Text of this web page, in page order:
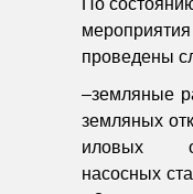
По
проведены
–земляные
земляных
иловых
насосных